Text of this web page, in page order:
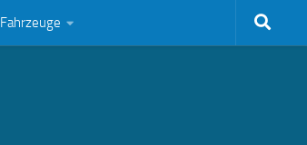
Fahrzeuge